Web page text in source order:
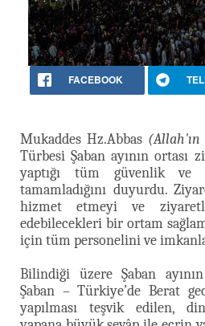
FACEBOOK
Mukaddes Hz.Abbas
Türbesi Şaban ayının
yaptığı tüm güvenlik ve
tamamladığını duyurdu.
hizmet etmeyi ve
edebilecekleri bir ortam
için tüm personelini ve
Bilindiği üzere Şaban
Şaban – Türkiye’de Berat
yapılması teşvik edilen,